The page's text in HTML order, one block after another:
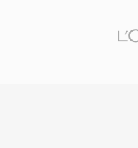
章节、歌词），以